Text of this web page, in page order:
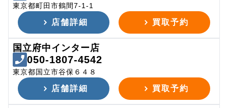
東京都町田市鶴間7-1-1
店舗詳細 買取予約
国立府中インター店
050-1807-4542
東京都国立市谷保６４８
店舗詳細 買取予約